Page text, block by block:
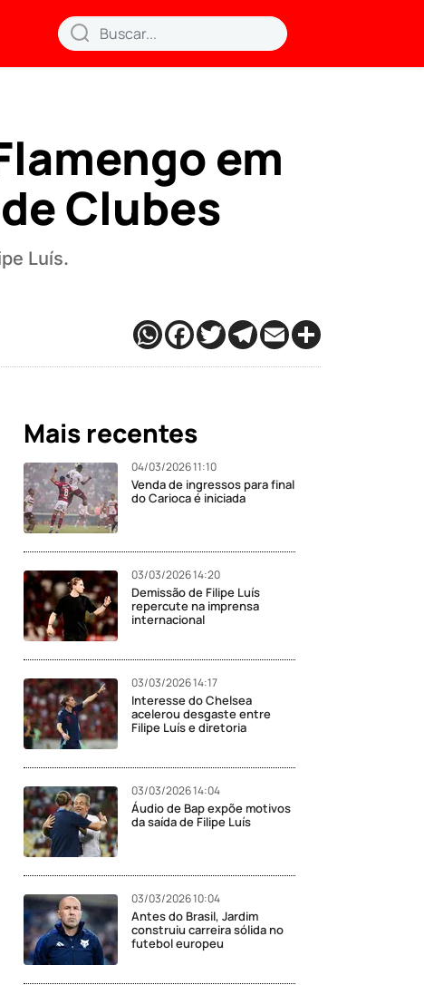
em
Clubes
Luís.
Mais recentes
04/03/2026 11:10
Venda de ingressos para final
do Carioca é iniciada
03/03/2026 14:20
Demissão de Filipe Luís
repercute na imprensa
internacional
03/03/2026 14:17
Interesse do Chelsea
acelerou desgaste entre
Filipe Luís e diretoria
03/03/2026 14:04
Áudio de Bap expõe motivos
da saída de Filipe Luís
03/03/2026 10:04
Antes do Brasil, Jardim
construiu carreira sólida no
futebol europeu